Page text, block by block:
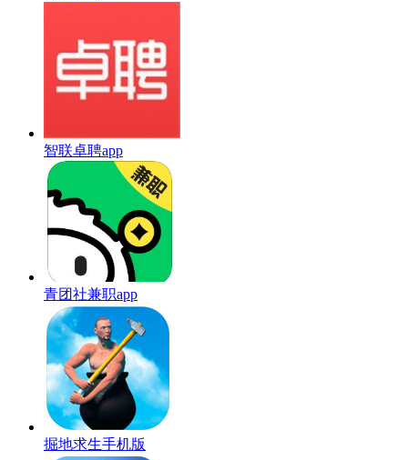
智联卓聘app
青团社兼职app
掘地求生手机版